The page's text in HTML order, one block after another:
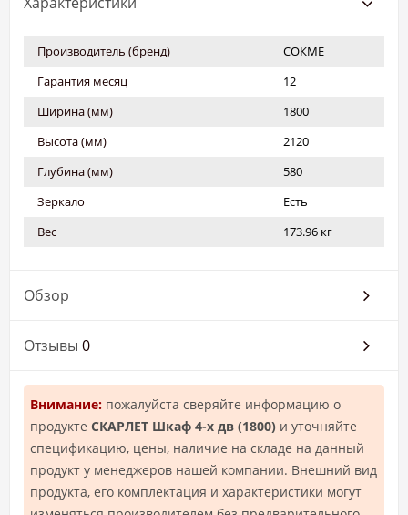
Производитель (бренд)
СОКМЕ
Гарантия месяц
12
Ширина (мм)
1800
Высота (мм)
2120
Глубина (мм)
580
Зеркало
Есть
Вес
173.96 кг
Обзор
Отзывы 0
Внимание: пожалуйста сверяйте информацию о
продукте СКАРЛЕТ Шкаф 4-х дв (1800) и уточняйте
спецификацию, цены, наличие на складе на данный
продукт у менеджеров нашей компании. Внешний вид
продукта, его комплектация и характеристики могут